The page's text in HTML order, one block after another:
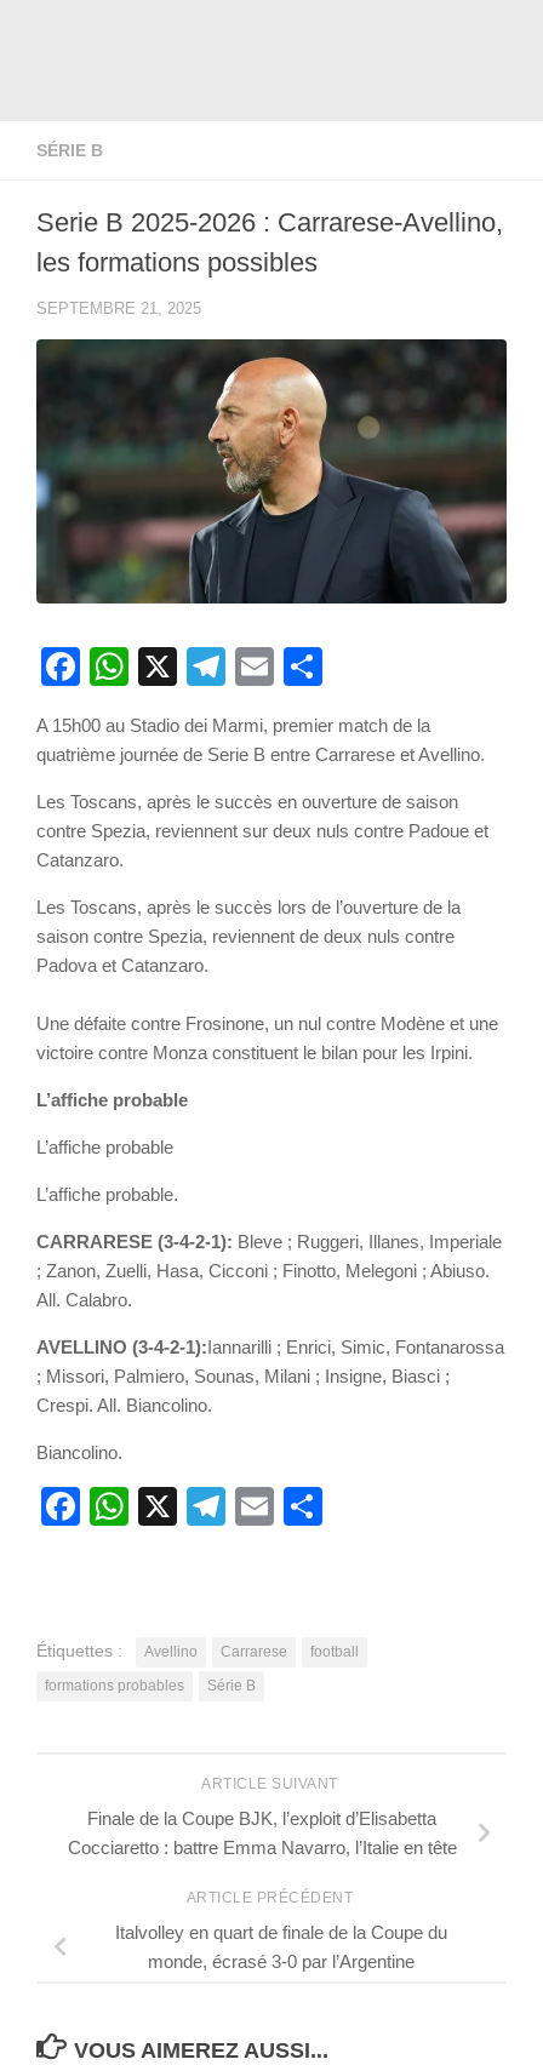
SÉRIE B
Serie B 2025-2026 : Carrarese-Avellino,
les formations possibles
SEPTEMBRE 21, 2025
Facebook
WhatsApp
X Telegram
Email
A 15h00 au Stadio dei Marmi, premier match de la
quatrième journée de Serie B entre Carrarese et Avellino.
Les Toscans, après le succès en ouverture de saison
contre Spezia, reviennent sur deux nuls contre Padoue et
Catanzaro.
Les Toscans, après le succès lors de l’ouverture de la
saison contre Spezia, reviennent de deux nuls contre
Padova et Catanzaro.
Une défaite contre Frosinone, un nul contre Modène et une
victoire contre Monza constituent le bilan pour les Irpini.
L’affiche probable
L’affiche probable
L’affiche probable.
CARRARESE (3-4-2-1): Bleve ; Ruggeri, Illanes, Imperiale
; Zanon, Zuelli, Hasa, Cicconi ; Finotto, Melegoni ; Abiuso.
All. Calabro.
AVELLINO (3-4-2-1):Iannarilli ; Enrici, Simic, Fontanarossa
; Missori, Palmiero, Sounas, Milani ; Insigne, Biasci ;
Crespi. All. Biancolino.
Biancolino.
Facebook
WhatsApp
X Telegram
Email
Étiquettes : Avellino Carrarese
football
formations probables
Série B
ARTICLE SUIVANT
Finale de la Coupe BJK, l’exploit d’Elisabetta
Cocciaretto : battre Emma Navarro, l’Italie en tête
ARTICLE PRÉCÉDENT
Italvolley en quart de finale de la Coupe du
monde, écrasé 3-0 par l’Argentine
VOUS AIMEREZ AUSSI...